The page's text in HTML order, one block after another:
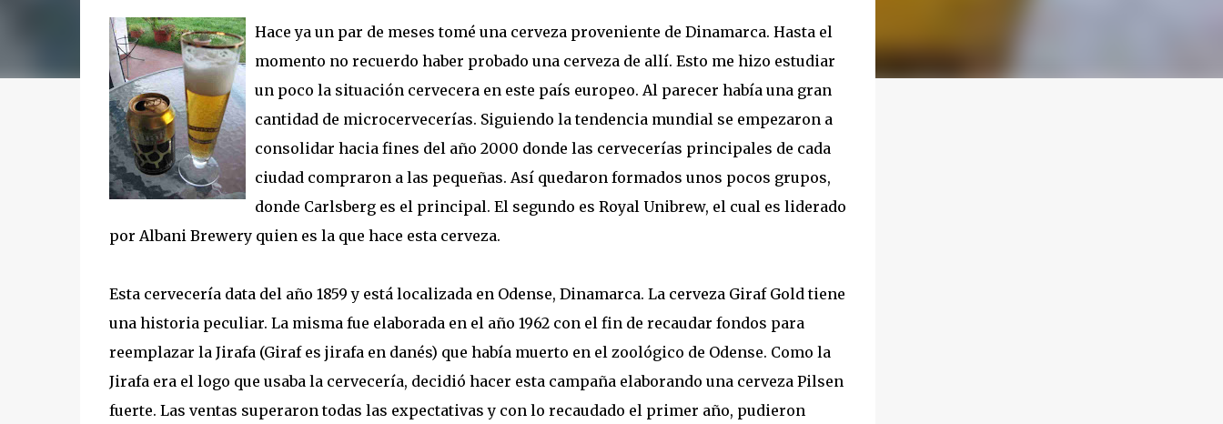
Hace ya un par de meses tomé una cerveza proveniente de Dinamarca. Hasta el
momento no recuerdo haber probado una cerveza de allí. Esto me hizo estudiar
un poco la situación cervecera en este país europeo. Al parecer había una gran
cantidad de microcervecerías. Siguiendo la tendencia mundial se empezaron a
consolidar hacia fines del año 2000 donde las cervecerías principales de cada
ciudad compraron a las pequeñas. Así quedaron formados unos pocos grupos,
donde Carlsberg es el principal. El segundo es Royal Unibrew, el cual es liderado
por Albani Brewery quien es la que hace esta cerveza.
Esta cervecería data del año 1859 y está localizada en Odense, Dinamarca. La cerveza Giraf Gold tiene
una historia peculiar. La misma fue elaborada en el año 1962 con el fin de recaudar fondos para
reemplazar la Jirafa (Giraf es jirafa en danés) que había muerto en el zoológico de Odense. Como la
Jirafa era el logo que usaba la cervecería, decidió hacer esta campaña elaborando una cerveza Pilsen
fuerte. Las ventas superaron todas las expectativas y con lo recaudado el primer año, pudieron